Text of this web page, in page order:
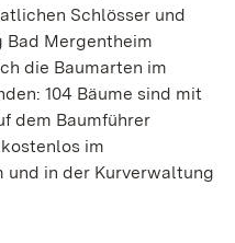
Schlösser und
Bad Mergentheim
die Baumarten im
104 Bäume sind mit
dem Baumführer
im
und in der Kurverwaltung